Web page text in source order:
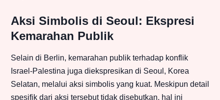
Aksi Simbolis di Seoul: Ekspresi
Kemarahan Publik
Selain di Berlin, kemarahan publik terhadap konflik
Israel-Palestina juga diekspresikan di Seoul, Korea
Selatan, melalui aksi simbolis yang kuat. Meskipun detail
spesifik dari aksi tersebut tidak disebutkan, hal ini